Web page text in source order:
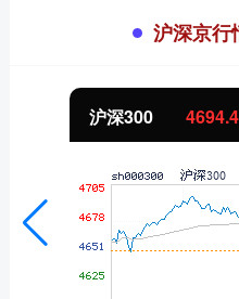
沪深京行
沪深300